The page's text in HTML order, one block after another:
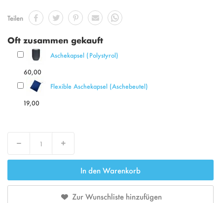
Teilen
Oft zusammen gekauft
Aschekapsel (Polystyrol)
60,00
Flexible Aschekapsel (Aschebeutel)
19,00
Decrease Increase
In den Warenkorb
Zur Wunschliste hinzufügen